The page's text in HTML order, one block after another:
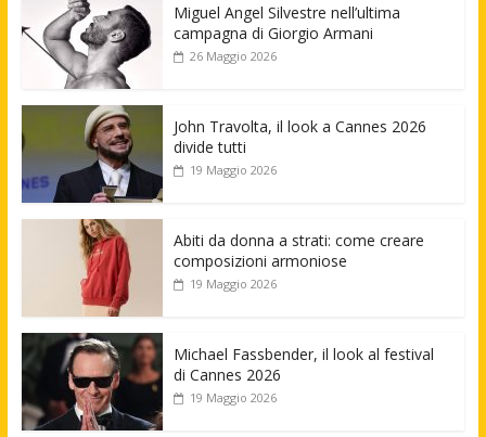
Miguel Angel Silvestre nell’ultima
campagna di Giorgio Armani
26 Maggio 2026
John Travolta, il look a Cannes 2026
divide tutti
19 Maggio 2026
Abiti da donna a strati: come creare
composizioni armoniose
19 Maggio 2026
Michael Fassbender, il look al festival
di Cannes 2026
19 Maggio 2026